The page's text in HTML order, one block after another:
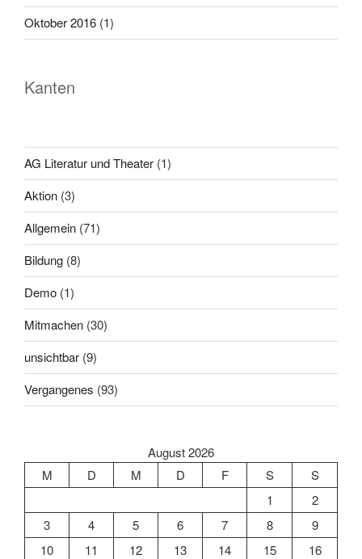
Oktober 2016 (1)
Kanten
AG Literatur und Theater (1)
Aktion (3)
Allgemein (71)
Bildung (8)
Demo (1)
Mitmachen (30)
unsichtbar (9)
Vergangenes (93)
August 2026
M
D M D F S
S
1
2
3
4 5 6 7 8
9
10
11 12 13 14 15
16